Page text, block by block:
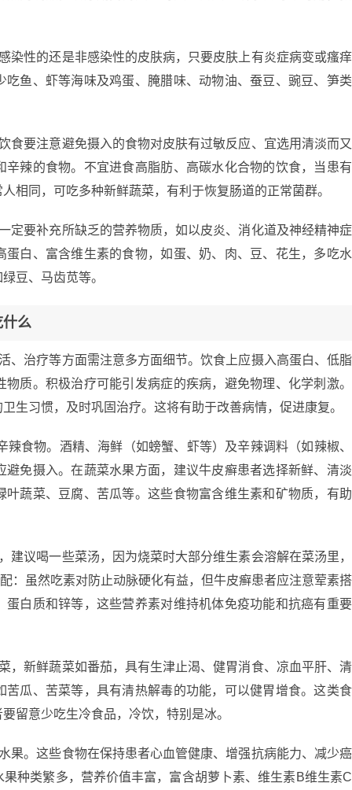
染性的还是非感染性的皮肤病，只要皮肤上有炎症病变或瘙痒
鱼、虾等海味及鸡蛋、腌腊味、动物油、蚕豆、豌豆、笋类
食要注意避免摄入的食物对皮肤有过敏反应、宜选用清淡而又
辣的食物。不宜进食高脂肪、高碳水化合物的饮食，当患有
相同，可吃多种新鲜蔬菜，有利于恢复肠道的正常菌群。
定要补充所缺乏的营养物质，如以皮炎、消化道及神经精神症
白、富含维生素的食物，如蛋、奶、肉、豆、花生，多吃水
豆、马齿苋等。
什么
、治疗等方面需注意多方面细节。饮食上应摄入高蛋白、低脂
质。积极治疗可能引发病症的疾病，避免物理、化学刺激。
生习惯，及时巩固治疗。这将有助于改善病情，促进康复。
辣食物。酒精、海鲜（如螃蟹、虾等）及辛辣调料（如辣椒、
免摄入。在蔬菜水果方面，建议牛皮癣患者选择新鲜、清淡
蔬菜、豆腐、苦瓜等。这些食物富含维生素和矿物质，有助
建议喝一些菜汤，因为烧菜时大部分维生素会溶解在菜汤里，
：虽然吃素对防止动脉硬化有益，但牛皮癣患者应注意荤素搭
白质和锌等，这些营养素对维持机体免疫功能和抗癌有重要
，新鲜蔬菜如番茄，具有生津止渴、健胃消食、凉血平肝、清
瓜、苦菜等，具有清热解毒的功能，可以健胃增食。这类食
留意少吃生冷食品，冷饮，特别是冰。
果。这些食物在保持患者心血管健康、增强抗病能力、减少癌
种类繁多，营养价值丰富，富含胡萝卜素、维生素B维生素C